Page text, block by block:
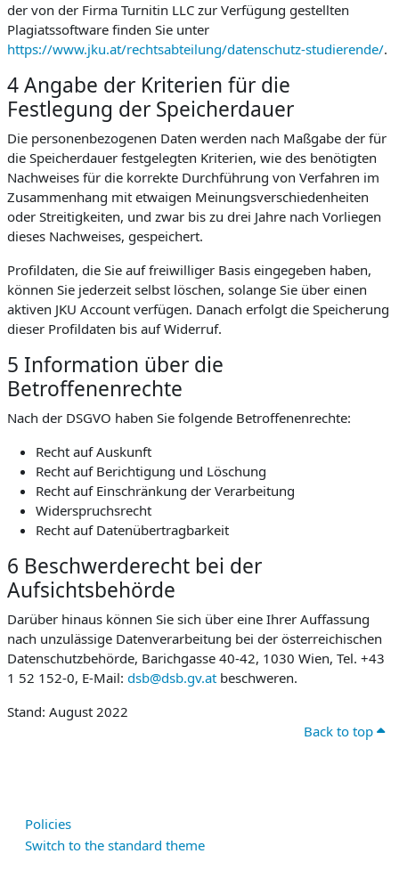
der von der Firma Turnitin LLC zur Verfügung gestellten
Plagiatssoftware finden Sie unter
https://www.jku.at/rechtsabteilung/datenschutz-studierende/.
4 Angabe der Kriterien für die
Festlegung der Speicherdauer
Die personenbezogenen Daten werden nach Maßgabe der für
die Speicherdauer festgelegten Kriterien, wie des benötigten
Nachweises für die korrekte Durchführung von Verfahren im
Zusammenhang mit etwaigen Meinungsverschiedenheiten
oder Streitigkeiten, und zwar bis zu drei Jahre nach Vorliegen
dieses Nachweises, gespeichert.
Profildaten, die Sie auf freiwilliger Basis eingegeben haben,
können Sie jederzeit selbst löschen, solange Sie über einen
aktiven JKU Account verfügen. Danach erfolgt die Speicherung
dieser Profildaten bis auf Widerruf.
5 Information über die
Betroffenenrechte
Nach der DSGVO haben Sie folgende Betroffenenrechte:
Recht auf Auskunft
Recht auf Berichtigung und Löschung
Recht auf Einschränkung der Verarbeitung
Widerspruchsrecht
Recht auf Datenübertragbarkeit
6 Beschwerderecht bei der
Aufsichtsbehörde
Darüber hinaus können Sie sich über eine Ihrer Auffassung
nach unzulässige Datenverarbeitung bei der österreichischen
Datenschutzbehörde, Barichgasse 40-42, 1030 Wien, Tel. +43
1 52 152-0, E-Mail: dsb@dsb.gv.at beschweren.
Stand: August 2022
Back to top
Policies
Switch to the standard theme